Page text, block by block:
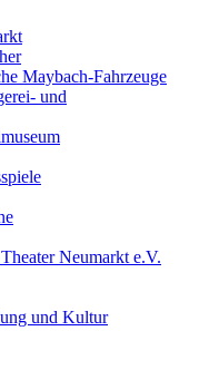
Maybach-Fahrzeuge
und
Neumarkt e.V.
und Kultur